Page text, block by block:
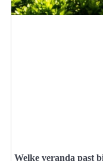
Welke veranda past